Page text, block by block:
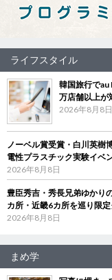
ライフスタイル
韓国旅行で
万店舗以上が
2026年8月8日
ノーベル賞受賞・白川英
電性プラスチック実験イベ
2026年8月8日
豊臣秀吉・秀長兄弟ゆかり
カ所・近畿6カ所を巡り限
2026年8月8日
まめ学